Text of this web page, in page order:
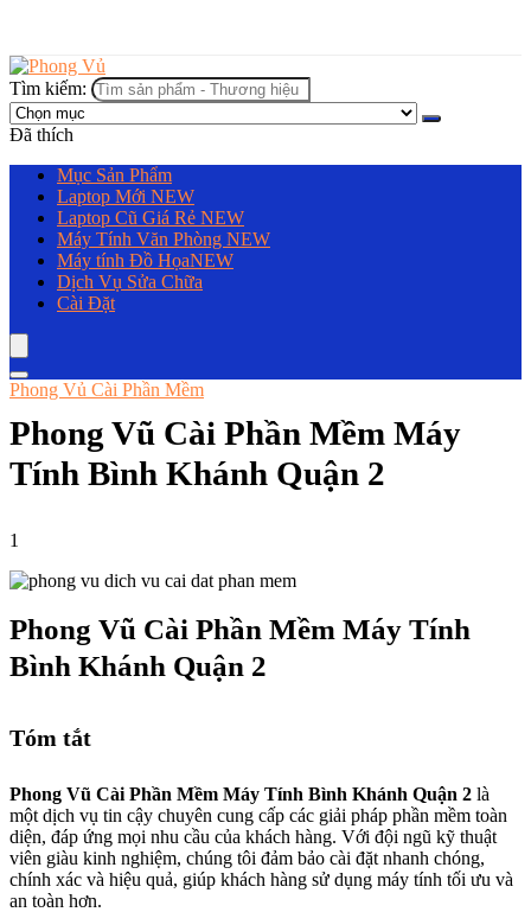
Tìm kiếm:
Đã thích
Mục Sản Phẩm
Laptop Mới NEW
Laptop Cũ Giá Rẻ NEW
Máy Tính Văn Phòng NEW
Máy tính Đồ HọaNEW
Dịch Vụ Sửa Chữa
Cài Đặt
Phong Vủ Cài Phần Mềm
Phong Vũ Cài Phần Mềm Máy
Tính Bình Khánh Quận 2
1
Phong Vũ Cài Phần Mềm Máy Tính
Bình Khánh Quận 2
Tóm tắt
Phong Vũ Cài Phần Mềm Máy Tính Bình Khánh Quận 2 là
một dịch vụ tin cậy chuyên cung cấp các giải pháp phần mềm toàn
diện, đáp ứng mọi nhu cầu của khách hàng. Với đội ngũ kỹ thuật
viên giàu kinh nghiệm, chúng tôi đảm bảo cài đặt nhanh chóng,
chính xác và hiệu quả, giúp khách hàng sử dụng máy tính tối ưu và
an toàn hơn.